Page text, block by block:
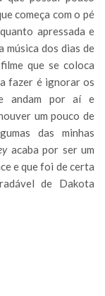
começa com o pé
apressada e
música dos dias de
que se coloca
fazer é ignorar os
andam por aí e
um pouco de
das minhas
acaba por ser um
e que foi de certa
de Dakota